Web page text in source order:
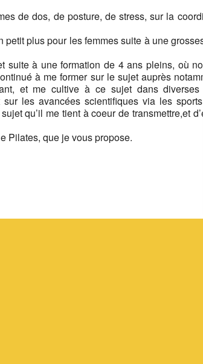
de dos, de posture, de stress, sur la
petit plus pour les femmes suite à une
suite à une formation de 4 ans pleins, où
à me former sur le sujet auprès
et me cultive à ce sujet dans diverses
les avancées scientifiques via les
qu’il me tient à coeur de transmettre,et
Pilates, que je vous propose.